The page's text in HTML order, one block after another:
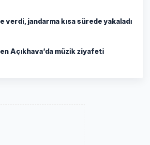
verdi, jandarma kısa sürede yakaladı
Açıkhava’da müzik ziyafeti